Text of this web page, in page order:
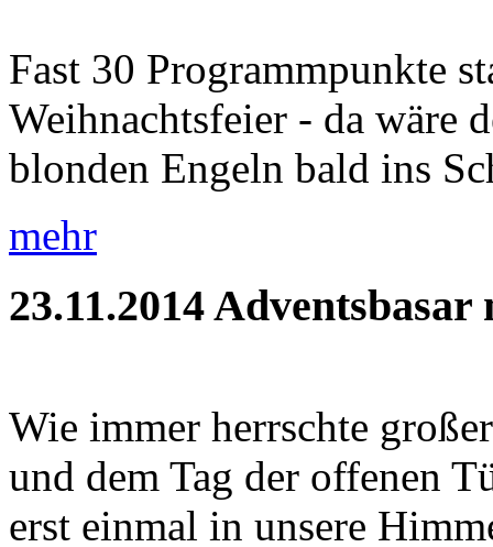
Fast 30 Programmpunkte
Weihnachtsfeier - da wäre
blonden Engeln bald ins
mehr
23.11.2014Adventsbasar
Wie immer herrschte
und dem Tag der offenen
erst einmal in unsere